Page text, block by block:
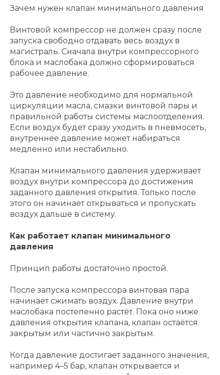
Зачем нужен клапан минимального давления
Винтовой компрессор не должен сразу после
запуска свободно отдавать весь воздух в
магистраль. Сначала внутри компрессорного
блока и маслобака должно сформироваться
рабочее давление.
Это давление необходимо для нормальной
циркуляции масла, смазки винтовой пары и
правильной работы системы маслоотделения.
Если воздух будет сразу уходить в пневмосеть,
внутреннее давление может набираться
медленно или нестабильно.
Клапан минимального давления удерживает
воздух внутри компрессора до достижения
заданного давления открытия. Только после
этого он начинает открываться и пропускать
воздух дальше в систему.
Как работает клапан минимального
давления
Принцип работы достаточно простой.
После запуска компрессора винтовая пара
начинает сжимать воздух. Давление внутри
маслобака постепенно растёт. Пока оно ниже
давления открытия клапана, клапан остаётся
закрытым или частично закрытым.
Когда давление достигает заданного значения,
например 4–5 бар, клапан открывается и